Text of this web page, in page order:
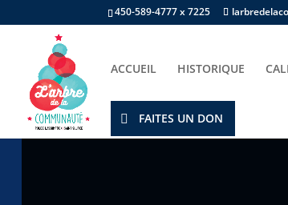
450-589-4777 x 7225
ACCUEIL HISTORIQUE
FAITES UN DON
Accueil